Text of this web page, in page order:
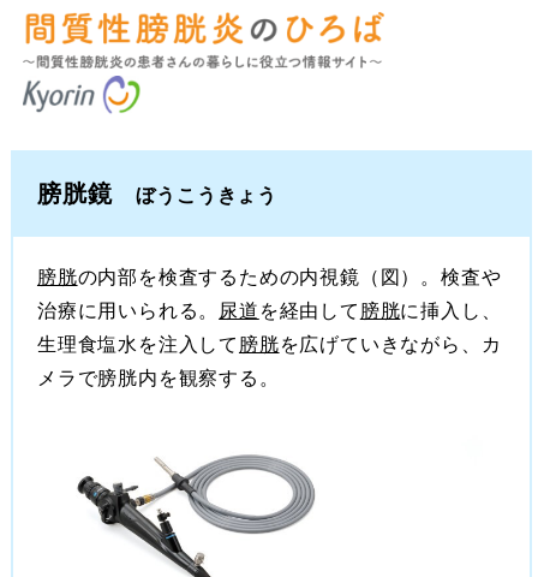
膀胱鏡 ぼうこうきょう
膀胱の内部を検査するための内視鏡（図）。検査や
治療に用いられる。
尿道 を経由して 膀胱に挿入し、
生理食塩水を注入して 膀胱を広げていきながら、カ
メラで膀胱内を観察する。